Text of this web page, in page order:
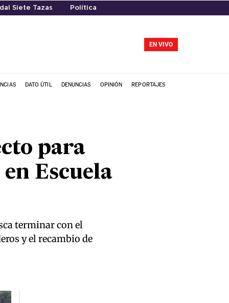
Siete Tazas Política
EN VIVO
DATO ÚTIL DENUNCIAS OPINIÓN REPORTAJES
para
Escuela
terminar con el
y el recambio de